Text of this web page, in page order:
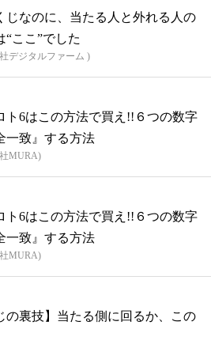
じなのに、当たる人と外れる人の
“ここ”でした
デジタルファーム )
ト6はこの方法で買え!!６つの数字
一致』する方法
MURA)
ト6はこの方法で買え!!６つの数字
一致』する方法
MURA)
の裏技】当たる側に回るか、この